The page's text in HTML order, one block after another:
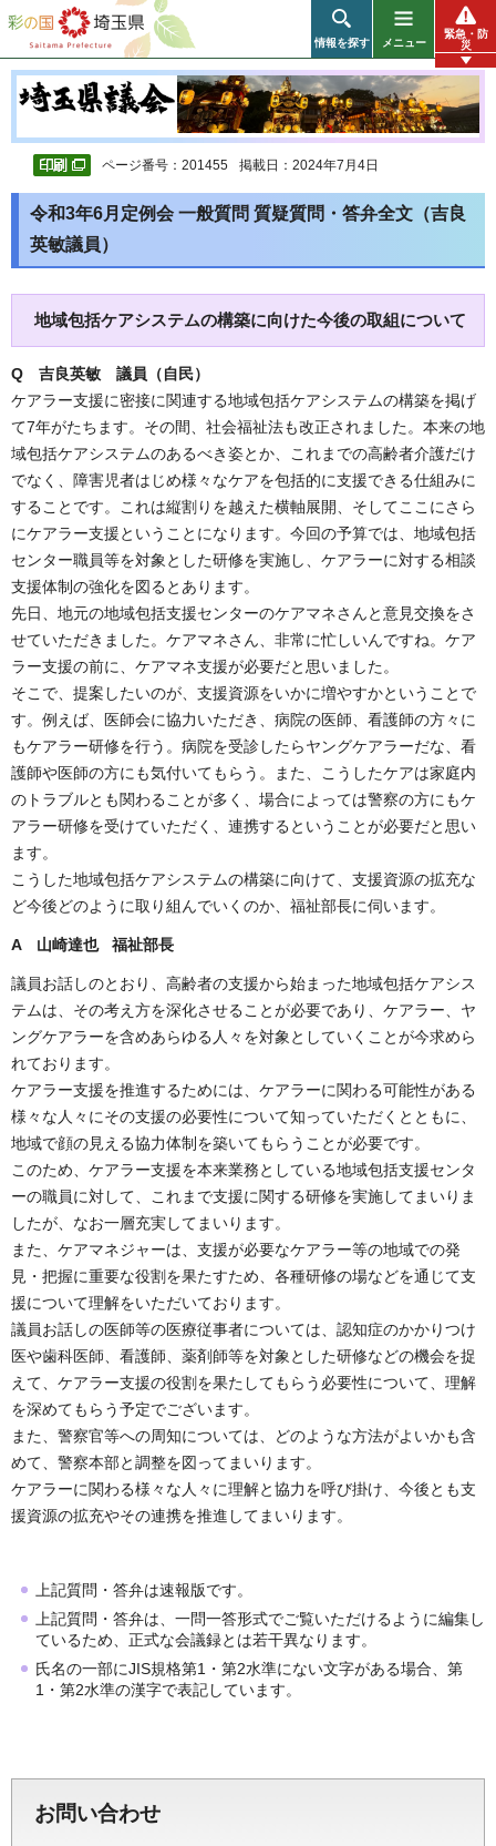
彩の国 埼玉県
情報を探す メニュー
緊急・防
災
ページ番号：201455 掲載日：2024年7月4日
令和3年6月定例会 一般質問 質疑質問・答弁全文（吉良
英敏議員）
地域包括ケアシステムの構築に向けた今後の取組について
Q 吉良英敏 議員（自民）
ケアラー支援に密接に関連する地域包括ケアシステムの構築を掲げ
て7年がたちます。その間、社会福祉法も改正されました。本来の地
域包括ケアシステムのあるべき姿とか、これまでの高齢者介護だけ
でなく、障害児者はじめ様々なケアを包括的に支援できる仕組みに
することです。これは縦割りを越えた横軸展開、そしてここにさら
にケアラー支援ということになります。今回の予算では、地域包括
センター職員等を対象とした研修を実施し、ケアラーに対する相談
支援体制の強化を図るとあります。
先日、地元の地域包括支援センターのケアマネさんと意見交換をさ
せていただきました。ケアマネさん、非常に忙しいんですね。ケア
ラー支援の前に、ケアマネ支援が必要だと思いました。
そこで、提案したいのが、支援資源をいかに増やすかということで
す。例えば、医師会に協力いただき、病院の医師、看護師の方々に
もケアラー研修を行う。病院を受診したらヤングケアラーだな、看
護師や医師の方にも気付いてもらう。また、こうしたケアは家庭内
のトラブルとも関わることが多く、場合によっては警察の方にもケ
アラー研修を受けていただく、連携するということが必要だと思い
ます。
こうした地域包括ケアシステムの構築に向けて、支援資源の拡充な
ど今後どのように取り組んでいくのか、福祉部長に伺います。
A 山崎達也 福祉部長
議員お話しのとおり、高齢者の支援から始まった地域包括ケアシス
テムは、その考え方を深化させることが必要であり、ケアラー、ヤ
ングケアラーを含めあらゆる人々を対象としていくことが今求めら
れております。
ケアラー支援を推進するためには、ケアラーに関わる可能性がある
様々な人々にその支援の必要性について知っていただくとともに、
地域で顔の見える協力体制を築いてもらうことが必要です。
このため、ケアラー支援を本来業務としている地域包括支援センタ
ーの職員に対して、これまで支援に関する研修を実施してまいりま
したが、なお一層充実してまいります。
また、ケアマネジャーは、支援が必要なケアラー等の地域での発
見・把握に重要な役割を果たすため、各種研修の場などを通じて支
援について理解をいただいております。
議員お話しの医師等の医療従事者については、認知症のかかりつけ
医や歯科医師、看護師、薬剤師等を対象とした研修などの機会を捉
えて、ケアラー支援の役割を果たしてもらう必要性について、理解
を深めてもらう予定でございます。
また、警察官等への周知については、どのような方法がよいかも含
めて、警察本部と調整を図ってまいります。
ケアラーに関わる様々な人々に理解と協力を呼び掛け、今後とも支
援資源の拡充やその連携を推進してまいります。
上記質問・答弁は速報版です。
上記質問・答弁は、一問一答形式でご覧いただけるように編集し
ているため、正式な会議録とは若干異なります。
氏名の一部にJIS規格第1・第2水準にない文字がある場合、第
1・第2水準の漢字で表記しています。
お問い合わせ